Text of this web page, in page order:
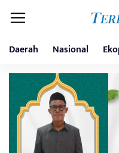
Daerah Nasional